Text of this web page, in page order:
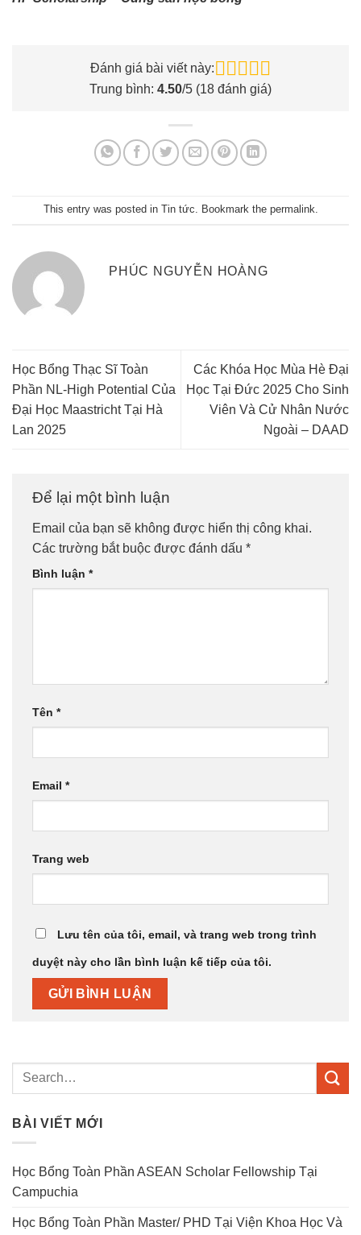
Đánh giá bài viết này:
Trung bình: 4.50/5 (18 đánh giá)
This entry was posted in Tin tức. Bookmark the permalink.
PHÚC NGUYỄN HOÀNG
Học Bổng Thạc Sĩ Toàn
Phần NL-High Potential Của
Đại Học Maastricht Tại Hà
Lan 2025
Các Khóa Học Mùa Hè Đại
Học Tại Đức 2025 Cho Sinh
Viên Và Cử Nhân Nước
Ngoài – DAAD
Để lại một bình luận
Email của bạn sẽ không được hiển thị công khai.
Các trường bắt buộc được đánh dấu *
Bình luận *
Tên *
Email *
Trang web
Lưu tên của tôi, email, và trang web trong trình
duyệt này cho lần bình luận kế tiếp của tôi.
BÀI VIẾT MỚI
Học Bổng Toàn Phần ASEAN Scholar Fellowship Tại
Campuchia
Học Bổng Toàn Phần Master/ PHD Tại Viện Khoa Học Và